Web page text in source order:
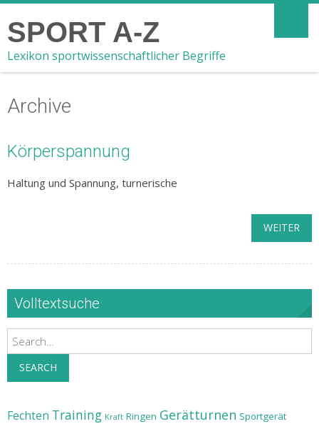
SPORT A-Z
Lexikon sportwissenschaftlicher Begriffe
Archive
Körperspannung
Haltung und Spannung, turnerische
WEITER
Volltextsuche
Search
SEARCH
Fechten Training Kraft Ringen Gerätturnen Sportgerät